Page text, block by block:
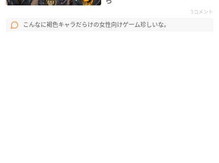
3コメント
こんなに褐色キャラだらけの女性向けゲーム珍しいな。